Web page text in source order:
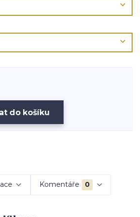
do košíku
Komentáře 0